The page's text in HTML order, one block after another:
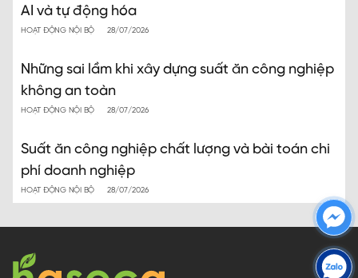
AI và tự động hóa
HOẠT ĐỘNG NỘI BỘ 28/07/2026
Những sai lầm khi xây dựng suất ăn công nghiệp
không an toàn
HOẠT ĐỘNG NỘI BỘ 28/07/2026
Suất ăn công nghiệp chất lượng và bài toán chi
phí doanh nghiệp
HOẠT ĐỘNG NỘI BỘ 28/07/2026